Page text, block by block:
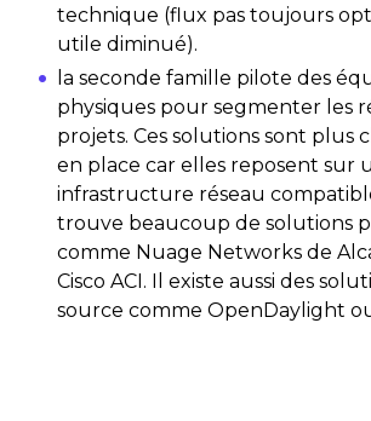
technique (flux pas toujours
utile diminué).
la seconde famille pilote des
physiques pour segmenter les
projets. Ces solutions sont plus
en place car elles reposent sur
infrastructure réseau
trouve beaucoup de solutions
comme Nuage Networks de
Cisco ACI. Il existe aussi des
source comme OpenDaylight